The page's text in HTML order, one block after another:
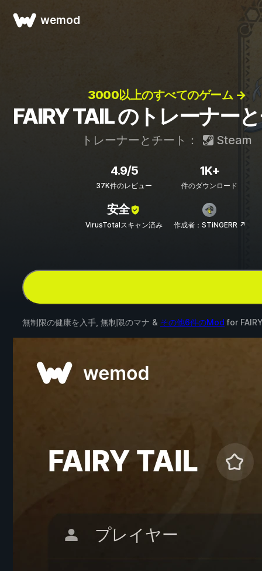
wemod
3000以上のすべてのゲーム →
FAIRY TAIL のトレーナー
トレーナーとチート： Steam
4.9/5
37K件のレビュー
1K+
件のダウンロード
安全
VirusTotalスキャン済み 作成者：STiNGERR ↗
無制限の健康を入手, 無制限のマナ & その他6件のMod for